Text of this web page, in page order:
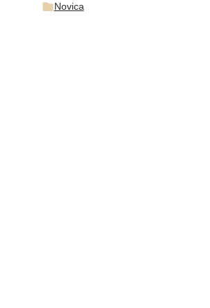
Novica